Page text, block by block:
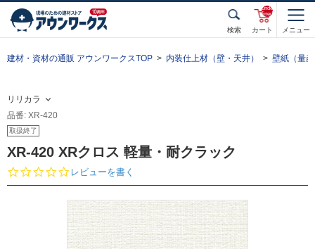
検索 カート
unde
fined
メニュー
建材・資材の通販 アウンワークスTOP 内装仕上材（壁・天井） 壁紙（量
リリカラ
品番: XR-420
取扱終了
XR-420 XRクロス 軽量・耐クラック
0.
0
t
a
r
r
レビューを書く